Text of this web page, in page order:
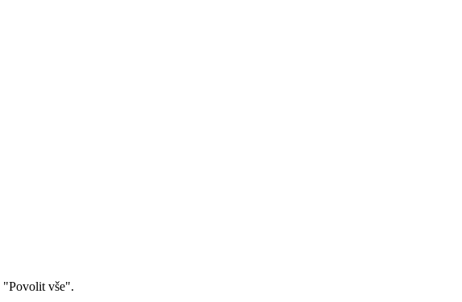
"Povolit vše".